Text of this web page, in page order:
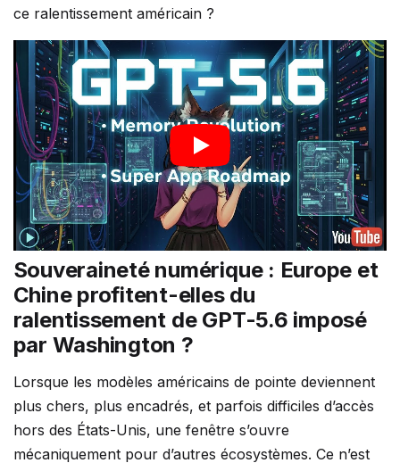
ce ralentissement américain ?
Souveraineté numérique : Europe et
Chine profitent-elles du
ralentissement de GPT-5.6 imposé
par Washington ?
Lorsque les modèles américains de pointe deviennent
plus chers, plus encadrés, et parfois difficiles d’accès
hors des États-Unis, une fenêtre s’ouvre
mécaniquement pour d’autres écosystèmes. Ce n’est